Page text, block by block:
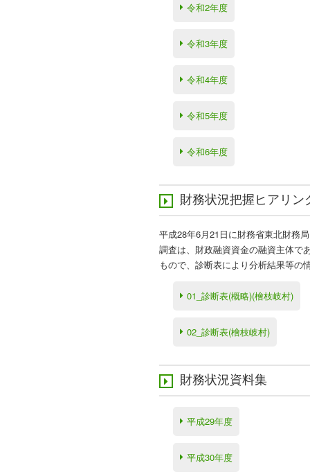
令和2年度
令和3年度
令和4年度
令和5年度
令和6年度
財務状況把握ヒアリン
平成28年6月21日に財務省東北財務
調査は、財政融資資金の融資主体で
もので、診断表により分析結果等の
01_診断表(概略)(檜枝岐村)
02_診断表(檜枝岐村)
財務状況資料集
平成29年度
平成30年度